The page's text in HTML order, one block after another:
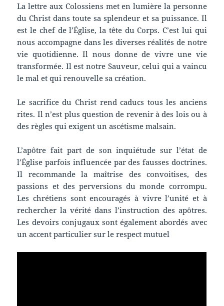
La lettre aux Colossiens met en lumière la personne
du Christ dans toute sa splendeur et sa puissance. Il
est le chef de l’Église, la tête du Corps. C’est lui qui
nous accompagne dans les diverses réalités de notre
vie quotidienne. Il nous donne de vivre une vie
transformée. Il est notre Sauveur, celui qui a vaincu
le mal et qui renouvelle sa création.
Le sacrifice du Christ rend caducs tous les anciens
rites. Il n’est plus question de revenir à des lois ou à
des règles qui exigent un ascétisme malsain.
L’apôtre fait part de son inquiétude sur l’état de
l’Église parfois influencée par des fausses doctrines.
Il recommande la maîtrise des convoitises, des
passions et des perversions du monde corrompu.
Les chrétiens sont encouragés à vivre l’unité et à
rechercher la vérité dans l’instruction des apôtres.
Les devoirs conjugaux sont également abordés avec
un accent particulier sur le respect mutuel